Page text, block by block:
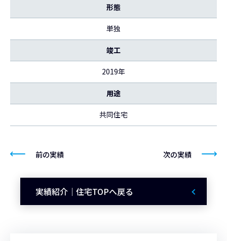
形態
単独
竣工
2019年
用途
共同住宅
前の実績
実績紹介｜住宅TOPへ戻る
次の実績